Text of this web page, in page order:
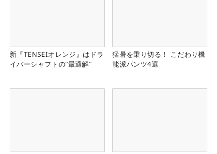
新『TENSEIオレンジ』はドラ
イバーシャフトの“最適解”
猛暑を乗り切る！ こだわり機
能派パンツ4選